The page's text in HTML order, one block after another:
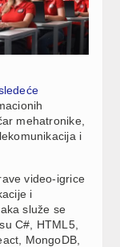
mehatronike,
i
video-igrice
i
služe se
C#, HTML5,
MongoDB,